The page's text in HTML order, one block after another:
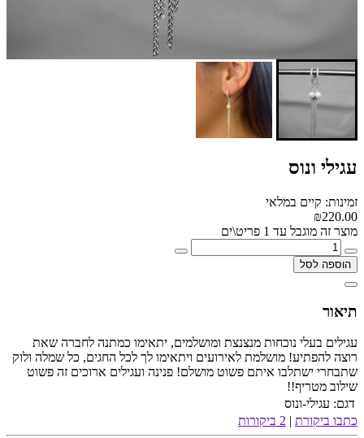
עגילי ונוס
זמינות: קיים במלאי
₪220.00
מוצר זה מוגבל עד 1 פריט\ים
הוספה לסל
תיאור
עגילים בעלי נוכחות מנצנצת ומושלמים, יתאימו כמתנה לחברה שאת
רוצה להפתיע! מושלמת לאירועים ויתאימו לך לכל החגים, כל שמלה ולוק
שתבחרי ישתלבו איתם פשוט מושלם! פנינה ועגילים ארוכים זה פשוט
שילוב מטריף!!
דגם: עגילי-ונוס
כתבו ביקורת | 2 ביקורות